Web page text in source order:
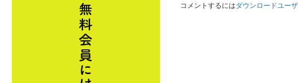
コメントするにはダウンロードユー